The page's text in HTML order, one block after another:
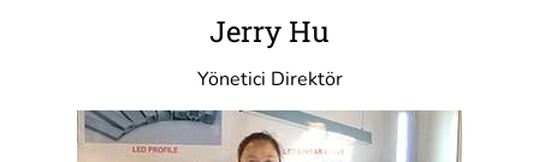
Jerry Hu
Yönetici Direktör